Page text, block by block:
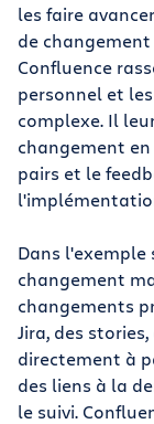
les faire
de
Confluence
personnel et
complexe. Il
changement
pairs et le
Dans l'exemple
changement
changements
Jira, des
directement à
des liens à la
le suivi.